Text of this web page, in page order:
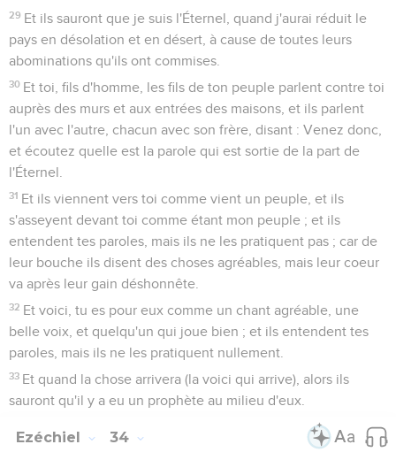
29 Et ils sauront que je suis l'Éternel, quand j'aurai réduit le
pays en désolation et en désert, à cause de toutes leurs
abominations qu'ils ont commises.
30 Et toi, fils d'homme, les fils de ton peuple parlent contre toi
auprès des murs et aux entrées des maisons, et ils parlent
l'un avec l'autre, chacun avec son frère, disant : Venez donc,
et écoutez quelle est la parole qui est sortie de la part de
l'Éternel.
31 Et ils viennent vers toi comme vient un peuple, et ils
s'asseyent devant toi comme étant mon peuple ; et ils
entendent tes paroles, mais ils ne les pratiquent pas ; car de
leur bouche ils disent des choses agréables, mais leur coeur
va après leur gain déshonnête.
32 Et voici, tu es pour eux comme un chant agréable, une
belle voix, et quelqu'un qui joue bien ; et ils entendent tes
paroles, mais ils ne les pratiquent nullement.
33 Et quand la chose arrivera (la voici qui arrive), alors ils
sauront qu'il y a eu un prophète au milieu d'eux.
Ezéchiel 34